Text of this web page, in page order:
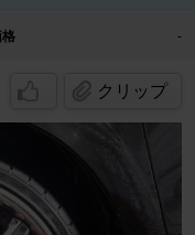
格 -
クリップ